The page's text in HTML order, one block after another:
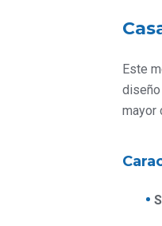
Este
mayor